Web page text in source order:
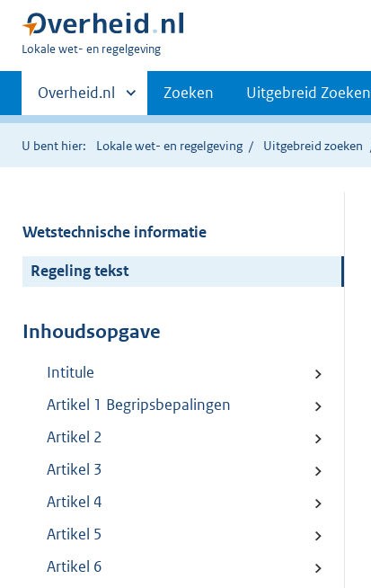
U
hier:
Lokale wet- en regelgeving
Primaire
navigatie
Andere
sites
binnen
Overheid.nl Zoeken Uitgebreid Zoeken
U bent hier: Lokale wet- en regelgeving Uitgebreid zoeken
Wetstechnische informatie
Regeling tekst
Inhoudsopgave
Intitule
Artikel 1 Begripsbepalingen
Artikel 2
Artikel 3
Artikel 4
Artikel 5
Artikel 6